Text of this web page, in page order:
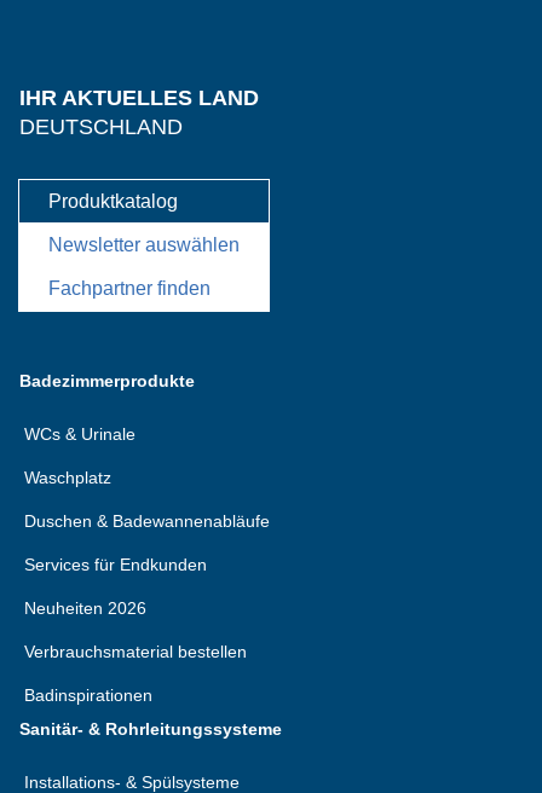
IHR AKTUELLES LAND
DEUTSCHLAND
Produktkatalog
Newsletter auswählen
Fachpartner finden
Badezimmerprodukte
WCs & Urinale
Waschplatz
Duschen & Badewannenabläufe
Services für Endkunden
Neuheiten 2026
Verbrauchsmaterial bestellen
Badinspirationen
Sanitär- & Rohrleitungssysteme
Installations- & Spülsysteme